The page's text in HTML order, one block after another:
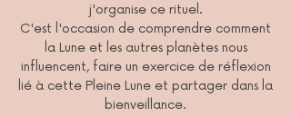
j'organise ce rituel.
C'est l'occasion de comprendre comment
la Lune et les autres planètes nous
influencent, faire un exercice de réflexion
lié à cette Pleine Lune et partager dans la
bienveillance.